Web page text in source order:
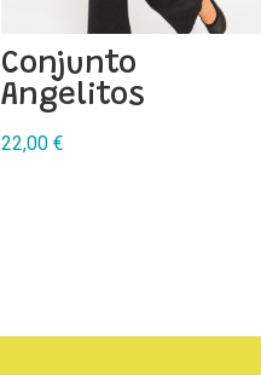
Conjunto
Angelitos
22,00 €